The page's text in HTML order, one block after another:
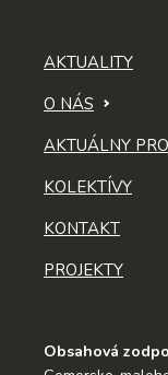
AKTUALITY
O NÁS
AKTUÁLNY
KOLEKTÍVY
KONTAKT
PROJEKTY
Obsahová